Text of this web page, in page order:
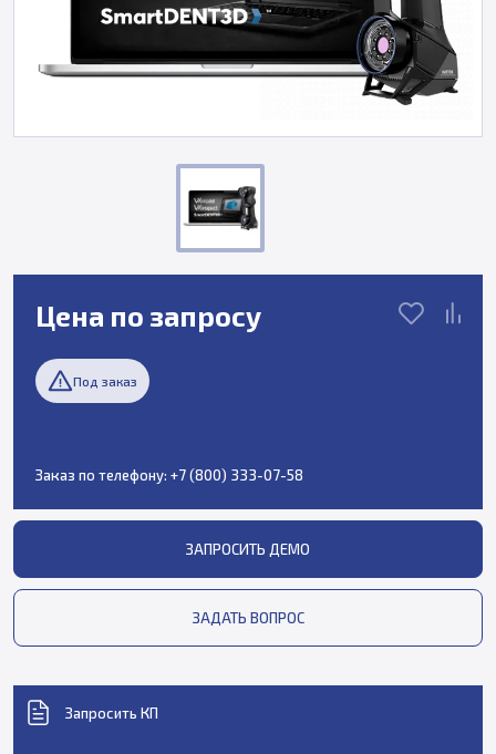
Цена по запросу
Под заказ
Заказ по телефону: +7 (800) 333-07-58
ЗАПРОСИТЬ ДЕМО
ЗАДАТЬ ВОПРОС
Запросить КП